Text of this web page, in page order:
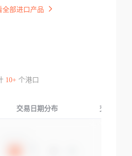
全部进口产品
10+个港口
交易日期分布 交易产品